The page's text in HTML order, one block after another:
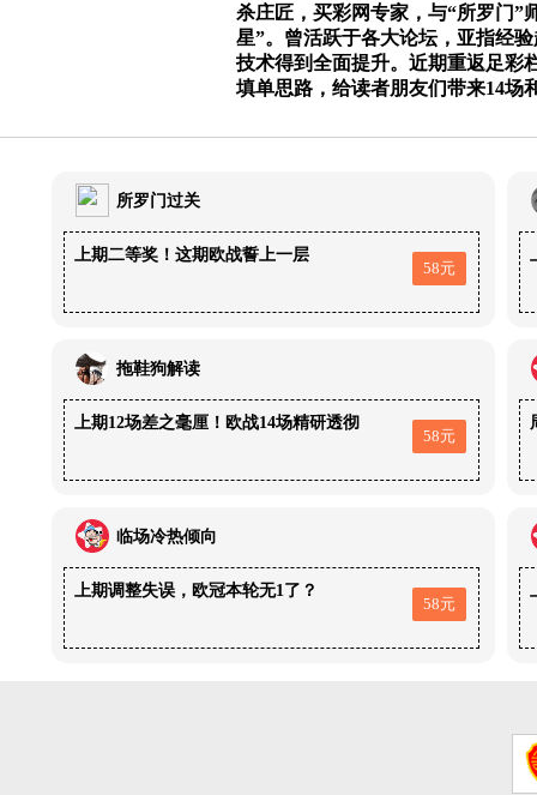
杀庄匠，买彩网专家，与“所罗门”
星”。曾活跃于各大论坛，亚指经
技术得到全面提升。近期重返足彩
填单思路，给读者朋友们带来14场
所罗门过关
上期二等奖！这期欧战誓上一层
58元
拖鞋狗解读
上期12场差之毫厘！欧战14场精研透彻
58元
临场冷热倾向
上期调整失误，欧冠本轮无1了？
58元